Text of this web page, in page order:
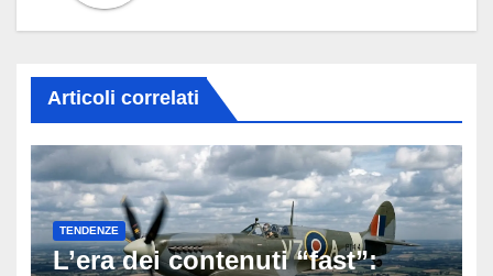
Articoli correlati
TENDENZE
L’era dei contenuti “fast”: